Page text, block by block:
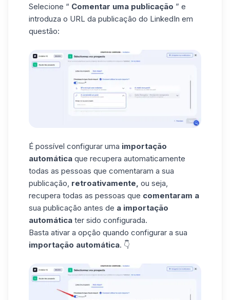
Selecione “ Comentar uma publicação ” e
introduza o URL da publicação do LinkedIn em
questão:
É possível configurar uma importação
automática que recupera automaticamente
todas as pessoas que comentaram a sua
publicação, retroativamente, ou seja,
recupera todas as pessoas que comentaram a
sua publicação antes de a importação
automática ter sido configurada.
Basta ativar a opção quando configurar a sua
importação automática. 👇